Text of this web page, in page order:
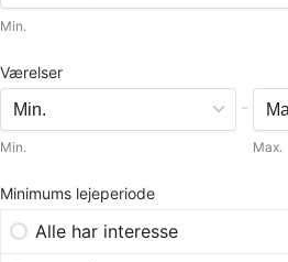
Min.
Værelser
Min.
-
Max.
Minimums lejeperiode
Alle har interesse